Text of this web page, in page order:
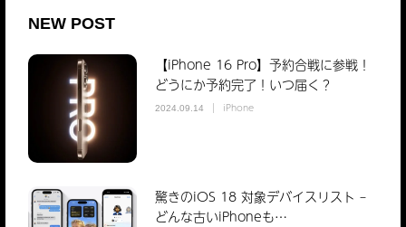
NEW POST
【iPhone 16 Pro】予約合戦に参戦！
どうにか予約完了！いつ届く？
2024.09.14 iPhone
驚きのiOS 18 対象デバイスリスト –
どんな古いiPhoneも…